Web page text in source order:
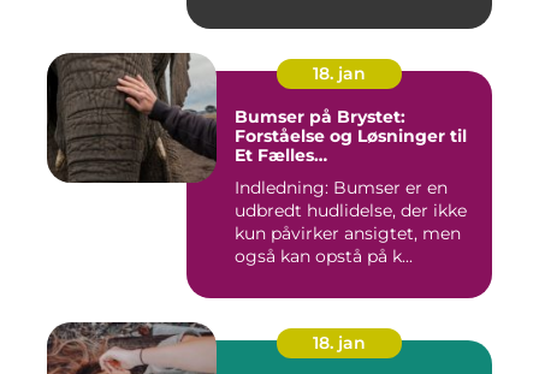
18. jan
Bumser på Brystet:
Forståelse og Løsninger til
Et Fælles
Indledning: Bumser er en
udbredt hudlidelse, der ikke
kun påvirker ansigtet, men
også kan opstå på k...
18. jan